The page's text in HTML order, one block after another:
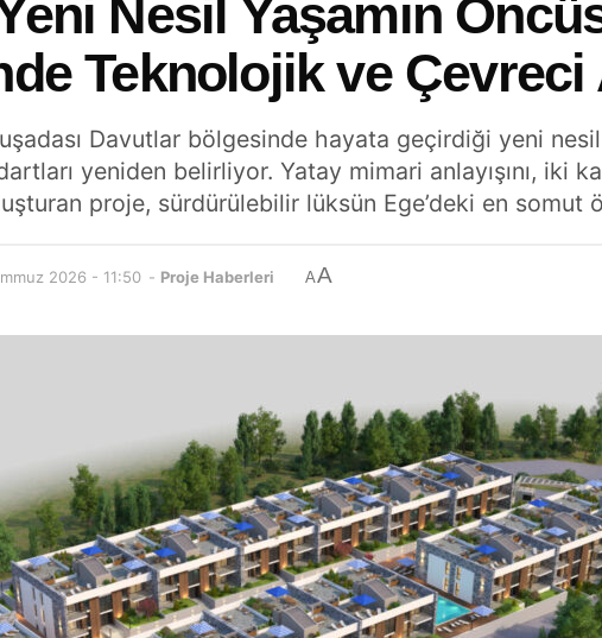
Nesil Yaşamın
Teknolojik ve
Davutlar bölgesinde hayata geçirdiği yeni
yeniden belirliyor. Yatay mimari anlayışını, iki
proje, sürdürülebilir lüksün Ege’deki en somut
2026 - 11:50 - Proje Haberleri AA